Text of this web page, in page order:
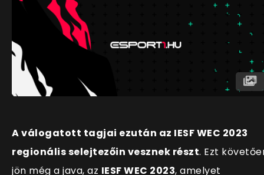
A válogatott tagjai ezután az IESF WEC 2023
regionális selejtezőin vesznek részt. Ezt
jön még a java, az IESF WEC 2023, amelyet